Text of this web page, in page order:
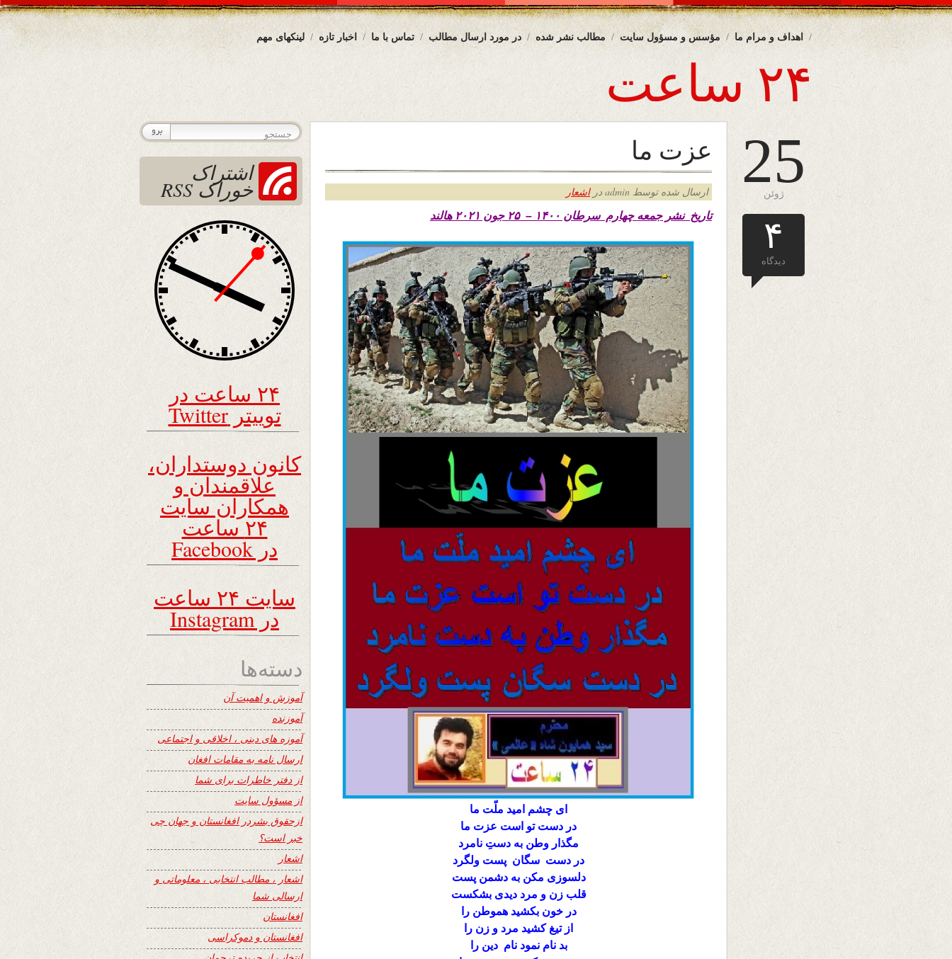
لینکهای مهم اخبار تازه تماس با ما در مورد ارسال مطالب مطالب نشر شده مؤسس و مسؤول سایت اهداف و مرام ما
۲۴ ساعت
25
ژوئن
۴
دیدگاه
عزت ما
ارسال شده توسط admin در اشعار
تاریخ نشر جمعه چهارم سرطان ۱۴۰۰ – ۲۵ جون ۲۰۲۱ هالند
ای چشم امید ملّت ما
در دست تو است عزت ما
مگذار وطن به دستِ نامرد
در دست سگان پست ولگرد
دلسوزی مکن به دشمن پست
قلب زن و مرد دیدی بشکست
در خون بکشید هموطن را
از تیغ کشید مرد و زن را
بد نام نمود نام دین را
اشتراک
خوراک RSS
۲۴ ساعت در
توییتر Twitter
کانون دوستداران،
علاقمندان و
همکاران سایت
۲۴ ساعت
در Facebook
سایت ۲۴ ساعت
در Instagram
دسته‌ها
آموزش و اهمیت آن
آموزنده
آموزه های دینی ، اخلاقی و اجتماعی
ارسال نامه به مقامات افغان
از دفتر خاطرات برای شما
از مسؤول سایت
ازحقوق بشردر افغانستان و جهان چی
خبر است؟
اشعار
اشعار ، مطالب انتخابی ، معلوماتی و
ارسالی شما
افغانستان
افغانستان و دموکراسی